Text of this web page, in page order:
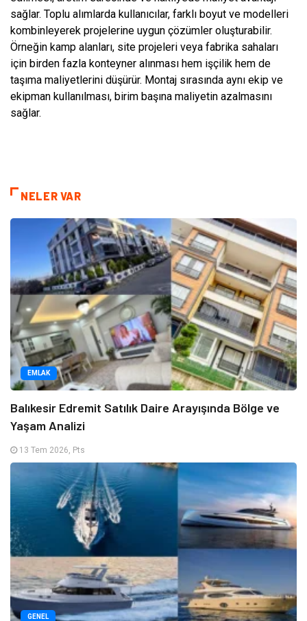
sağlar. Toplu alımlarda kullanıcılar, farklı boyut ve modelleri
kombinleyerek projelerine uygun çözümler oluşturabilir.
Örneğin kamp alanları, site projeleri veya fabrika sahaları
için birden fazla konteyner alınması hem işçilik hem de
taşıma maliyetlerini düşürür. Montaj sırasında aynı ekip ve
ekipman kullanılması, birim başına maliyetin azalmasını
sağlar.
NELER VAR
EMLAK
Balıkesir Edremit Satılık Daire Arayışında Bölge ve
Yaşam Analizi
13 Tem 2026, Pts
GENEL